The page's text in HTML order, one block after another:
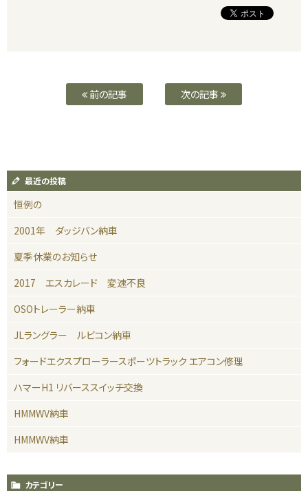
前の記事 次の記事
最近の投稿
恒例の
2001年 ダッジバン納車
夏季休業のお知らせ
2017 エスカレード 変速不良
OSOトレーラー納車
JLラングラー ルビコン納車
フォードエクスプローラースポーツトラック エアコン修理
ハマーH1 リバーススイッチ交換
HMMWV納車
HMMWV納車
カテゴリー